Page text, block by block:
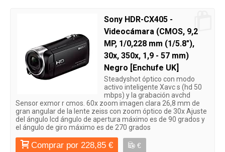
Sony HDR-CX405 -
Videocámara (CMOS, 9,2
MP, 1/0,228 mm (1/5.8"),
30x, 350x, 1,9 - 57 mm)
Negro [Enchufe UK]
Steadyshot óptico con modo
activo inteligente Xavc s (hd 50
mbps) y la grabación avchd
Sensor exmor r cmos. 60x zoom imagen clara 26,8 mm de
gran angular de la lente zeiss con zoom óptico de 30x Ajuste
del ángulo lcd ángulo de apertura máximo es de 90 grados y
el ángulo de giro máximo es de 270 grados
Comprar por 228,85 € €